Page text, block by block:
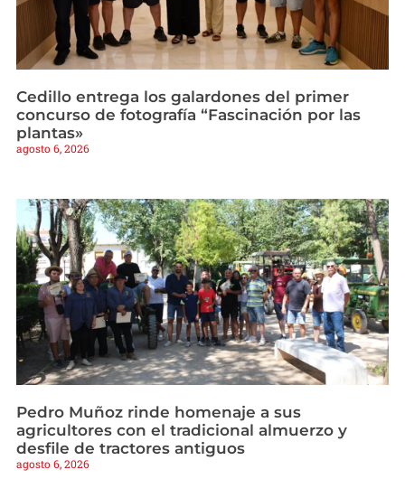
Cedillo entrega los galardones del primer
concurso de fotografía “Fascinación por las
plantas»
agosto 6, 2026
Pedro Muñoz rinde homenaje a sus
agricultores con el tradicional almuerzo y
desfile de tractores antiguos
agosto 6, 2026